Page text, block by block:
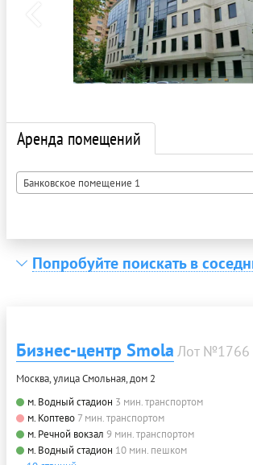
Аренда помещений
Банковское помещение 1
Попробуйте поискать в
Бизнес-центр Smola Лот №1766
Москва, улица Смольная, дом 2
м. Водный стадион 3 мин. транспортом
м. Коптево 7 мин. транспортом
м. Речной вокзал 9 мин. транспортом
м. Водный стадион 10 мин. пешком